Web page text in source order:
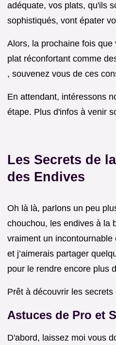
adéquate, vos plats, qu'ils
sophistiqués, vont épater
Alors, la prochaine fois
plat réconfortant comme
, souvenez vous de ces
En attendant, intéressons
étape. Plus d'infos à venir
Les Secrets de
des Endives
Oh là là, parlons un peu
chouchou, les endives à la
vraiment un
et j’aimerais partager
pour le rendre encore plus
Prêt à découvrir les secrets
Astuces de Pro et
D'abord, laissez moi vous